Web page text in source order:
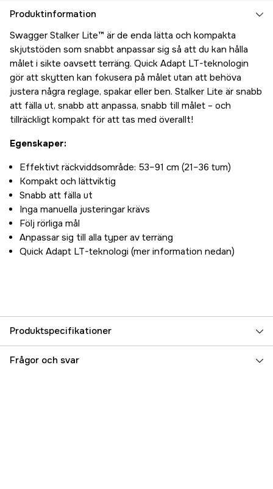
Produktinformation
Swagger Stalker Lite™ är de enda lätta och kompakta
skjutstöden som snabbt anpassar sig så att du kan hålla
målet i sikte oavsett terräng. Quick Adapt LT-teknologin
gör att skytten kan fokusera på målet utan att behöva
justera några reglage, spakar eller ben. Stalker Lite är snabb
att fälla ut, snabb att anpassa, snabb till målet – och
tillräckligt kompakt för att tas med överallt!
Egenskaper:
Effektivt räckviddsområde: 53–91 cm (21–36 tum)
Kompakt och lättviktig
Snabb att fälla ut
Inga manuella justeringar krävs
Följ rörliga mål
Anpassar sig till alla typer av terräng
Quick Adapt LT-teknologi (mer information nedan)
Produktspecifikationer
Referensnummer 3000079758
Frågor och svar